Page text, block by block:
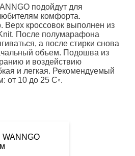
подойдут для
комфорта.
Верх кроссовок выполнен из
После полумарафона
а после стирки снова
объем. Подошва из
и воздействию
и легкая. Рекомендуемый
от 10 до 25 С◦.